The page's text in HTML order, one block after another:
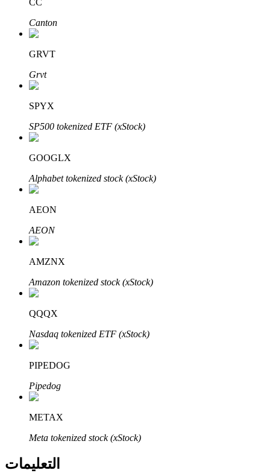
الاستثمار التلقائي
احصل على أرباح طويلة الأجل وفوائد مرنة
تعلم الستاكينغ
CC
Canton
GRVT
Grvt
SPYX
SP500 tokenized ETF (xStock)
GOOGLX
Alphabet tokenized stock (xStock)
AEON
AEON
AMZNX
Amazon tokenized stock (xStock)
QQQX
Nasdaq tokenized ETF (xStock)
PIPEDOG
Pipedog
METAX
Meta tokenized stock (xStock)
التعليمات